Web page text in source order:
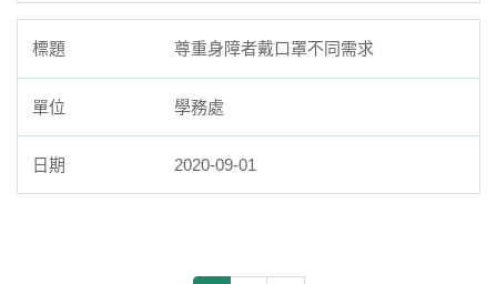
尊重身障者戴口罩不同需求
學務處
2020-09-01